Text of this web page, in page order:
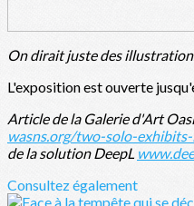
On dirait juste des
L'exposition est ouverte
Article de la Galerie d'Art
wasns.org/two-solo-
de la solution DeepL
Consultez également